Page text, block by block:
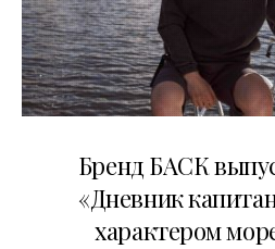
Бренд БАСК
«Дневник
характером